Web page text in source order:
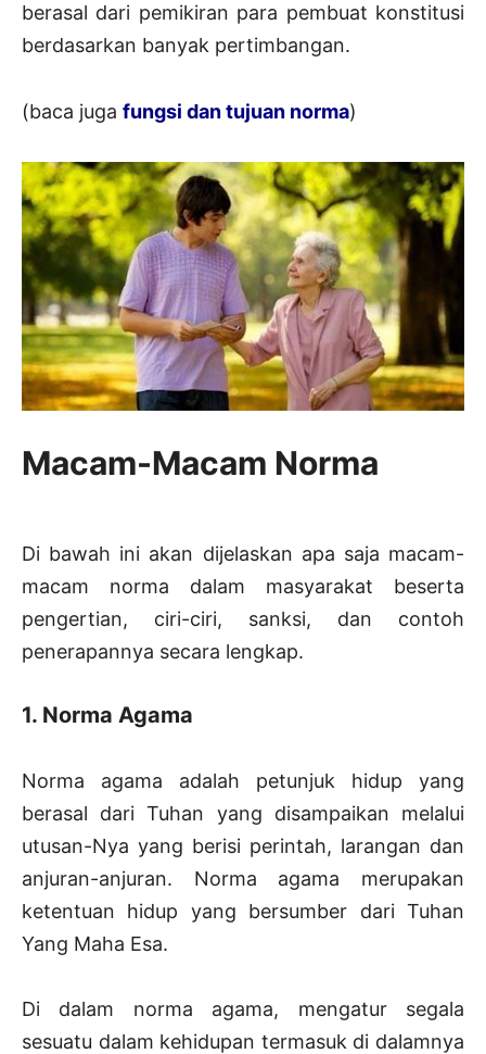
berasal dari pemikiran para pembuat konstitusi
berdasarkan banyak pertimbangan.
(baca juga fungsi dan tujuan norma)
Macam-Macam Norma
Di bawah ini akan dijelaskan apa saja macam-
macam norma dalam masyarakat beserta
pengertian, ciri-ciri, sanksi, dan contoh
penerapannya secara lengkap.
1. Norma Agama
Norma agama adalah petunjuk hidup yang
berasal dari Tuhan yang disampaikan melalui
utusan-Nya yang berisi perintah, larangan dan
anjuran-anjuran. Norma agama merupakan
ketentuan hidup yang bersumber dari Tuhan
Yang Maha Esa.
Di dalam norma agama, mengatur segala
sesuatu dalam kehidupan termasuk di dalamnya